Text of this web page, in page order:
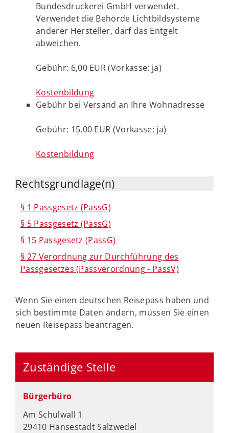
Bundesdruckerei GmbH verwendet.
Verwendet die Behörde Lichtbildsysteme
anderer Hersteller, darf das Entgelt
abweichen.
Gebühr: 6,00 EUR (Vorkasse: ja)
Kostenbildung
Gebühr bei Versand an Ihre Wohnadresse
Gebühr: 15,00 EUR (Vorkasse: ja)
Kostenbildung
Rechtsgrundlage(n)
§ 1 Passgesetz (PassG)
§ 5 Passgesetz (PassG)
§ 15 Passgesetz (PassG)
§ 27 Verordnung zur Durchführung des
Passgesetzes (Passverordnung - PassV)
Wenn Sie einen deutschen Reisepass haben und
sich bestimmte Daten ändern, müssen Sie einen
neuen Reisepass beantragen.
Zuständige Stelle
Bürgerbüro
Am Schulwall 1
29410 Hansestadt Salzwedel